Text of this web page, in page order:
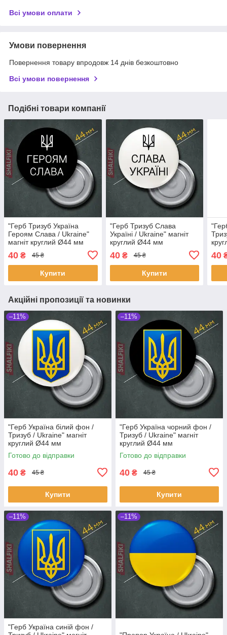
Всі умови оплати
Умови повернення
Повернення товару впродовж 14 днів безкоштовно
Всі умови повернення
Подібні товари компанії
"Герб Тризуб Україна
Героям Слава / Ukraine"
магніт круглий Ø44 мм
40 ₴ 45 ₴
Купити
"Герб Тризуб Слава
Україні / Ukraine" магніт
круглий Ø44 мм
40₴ 45 ₴
Купити
40
Акційні пропозиції та новинки
–11%
"Герб Українa білий фон /
Тризуб / Ukraine" магніт
круглий Ø44 мм
Готово до відправки
40 ₴ 45 ₴
Купити
–11%
"Герб Українa чорний фон /
Тризуб / Ukraine" магніт
круглий Ø44 мм
Готово до відправки
40 ₴ 45 ₴
Купити
–11%
"Герб Українa синій фон /
–11%